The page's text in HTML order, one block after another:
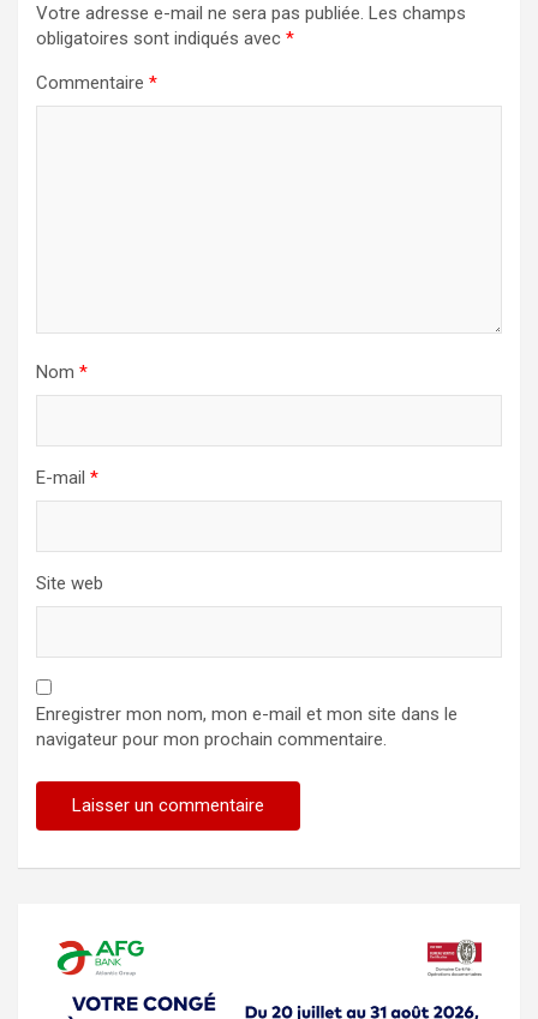
Votre adresse e-mail ne sera pas publiée. Les champs
obligatoires sont indiqués avec *
Commentaire *
Nom *
E-mail *
Site web
Enregistrer mon nom, mon e-mail et mon site dans le
navigateur pour mon prochain commentaire.